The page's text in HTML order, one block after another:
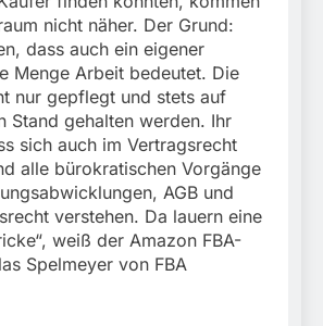
nicht näher. Der Grund:
dass auch ein eigener
Menge Arbeit bedeutet. Die
nur gepflegt und stets auf
Stand gehalten werden. Ihr
sich auch im Vertragsrecht
alle bürokratischen Vorgänge
AGB und
verstehen. Da lauern eine
weiß der Amazon FBA-
Spelmeyer von FBA